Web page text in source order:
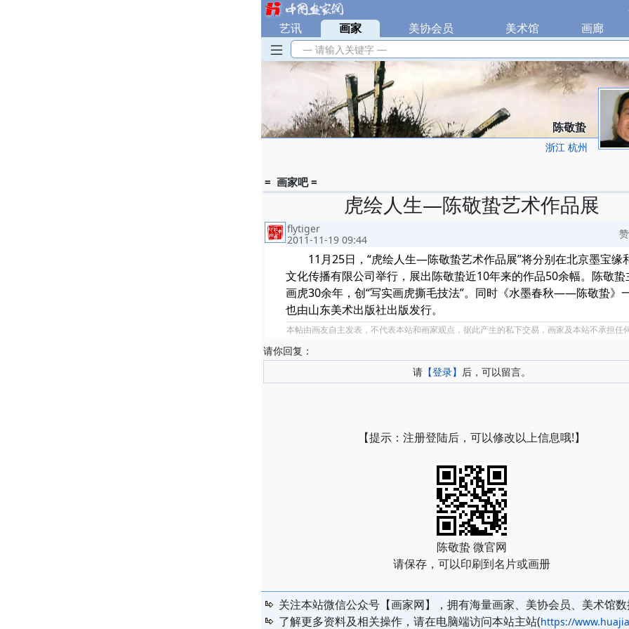
艺讯 | 画家 美协会员 美术馆 画廊
— 请输入关键字 —
陈敬蛰
浙江 杭州
= 画家吧 =
虎绘人生—陈敬蛰艺术作品展
flytiger
2011-11-19 09:44
11月25日，“虎绘人生—陈敬蛰艺术作品展”将分别在北京墨宝缘
文化传播有限公司举行，展出陈敬蛰近10年来的作品50余幅。陈敬蛰
画虎30余年，创“写实画虎撕毛技法”。同时《水墨春秋——陈敬蛰》
也由山东美术出版社出版发行。
本帖由画友自主发表，不代表本站和画家观点，据此产生的私下交易，画家及本站不承担任
请你回复：
请 【登录】 后，可以留言。
【提示：注册登陆后，可以修改以上信息哦!】
陈敬蛰 微官网
请保存，可以印刷到名片或画册
关注本站微信公众号【画家网】，拥有海量画家、美协会员、美术馆数
了解更多资料及相关操作，请在电脑端访问本站主站(https://